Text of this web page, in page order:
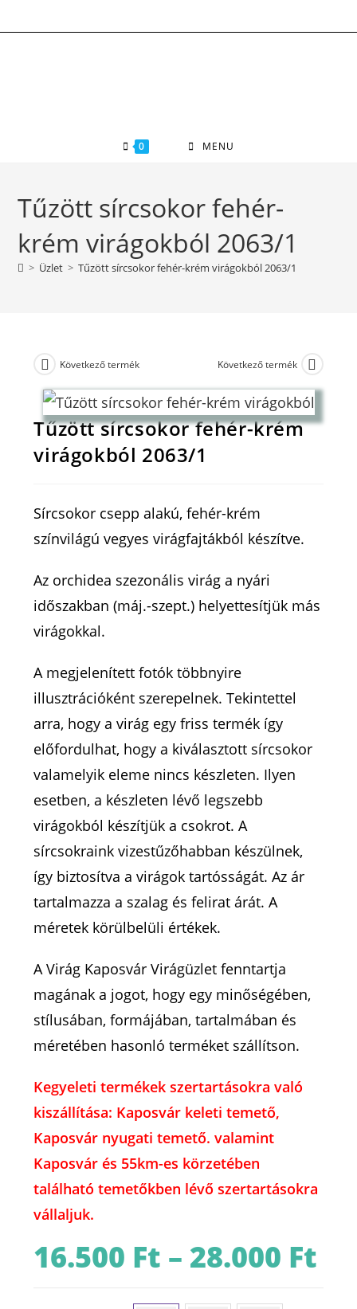
to
0 MENU
Tűzött sírcsokor fehér-
krém virágokból 2063/1
> Üzlet > Tűzött sírcsokor fehér-krém virágokból 2063/1
Következő termék Következő termék
Tűzött sírcsokor fehér-krém
virágokból 2063/1
Sírcsokor csepp alakú, fehér-krém
színvilágú vegyes virágfajtákból készítve.
Az orchidea szezonális virág a nyári
időszakban (máj.-szept.) helyettesítjük más
virágokkal.
A megjelenített fotók többnyire
illusztrációként szerepelnek. Tekintettel
arra, hogy a virág egy friss termék így
előfordulhat, hogy a kiválasztott sírcsokor
valamelyik eleme nincs készleten. Ilyen
esetben, a készleten lévő legszebb
virágokból készítjük a csokrot. A
sírcsokraink vizestűzőhabban készülnek,
így biztosítva a virágok tartósságát. Az ár
tartalmazza a szalag és felirat árát. A
méretek körülbelüli értékek.
A Virág Kaposvár Virágüzlet fenntartja
magának a jogot, hogy egy minőségében,
stílusában, formájában, tartalmában és
méretében hasonló terméket szállítson.
Kegyeleti termékek szertartásokra való
kiszállítása: Kaposvár keleti temető,
Kaposvár nyugati temető. valamint
Kaposvár és 55km-es körzetében
található temetőkben lévő szertartásokra
vállaljuk.
16.500 Ft – 28.000 Ft